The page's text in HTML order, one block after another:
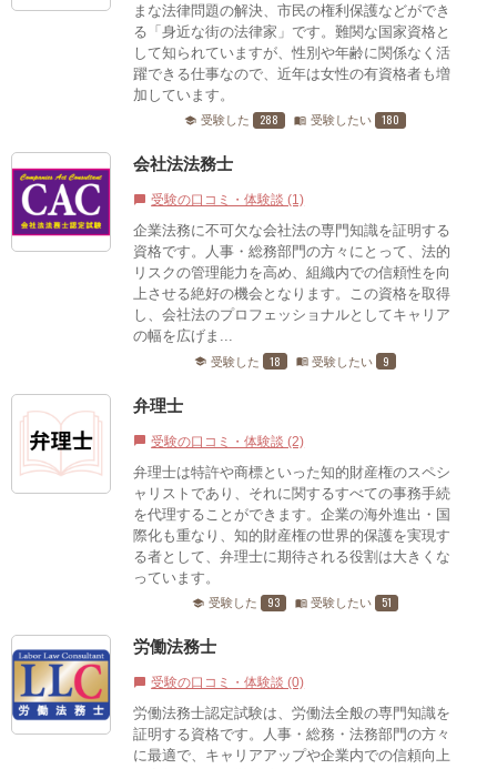
まな法律問題の解決、市民の権利保護などができ
る「身近な街の法律家」です。難関な国家資格と
して知られていますが、性別や年齢に関係なく活
躍できる仕事なので、近年は女性の有資格者も増
加しています。
school 受験した 288 menu_book 受験したい 180
会社法法務士
chat_bubble 受験の口コミ・体験談 (1)
企業法務に不可欠な会社法の専門知識を証明する
資格です。​人事・総務部門の方々にとって、法的
リスクの管理能力を高め、組織内での信頼性を向
上させる絶好の機会となります。​この資格を取得
し、会社法のプロフェッショナルとしてキャリア
の幅を広げま...
school 受験した 18 menu_book 受験したい 9
弁理士
chat_bubble 受験の口コミ・体験談 (2)
弁理士は特許や商標といった知的財産権のスペシ
ャリストであり、それに関するすべての事務手続
を代理することができます。企業の海外進出・国
際化も重なり、知的財産権の世界的保護を実現す
る者として、弁理士に期待される役割は大きくな
っています。
school 受験した 93 menu_book 受験したい 51
労働法務士
chat_bubble 受験の口コミ・体験談 (0)
労働法務士認定試験は、労働法全般の専門知識を
証明する資格です。​人事・総務・法務部門の方々
に最適で、キャリアアップや企業内での信頼向上